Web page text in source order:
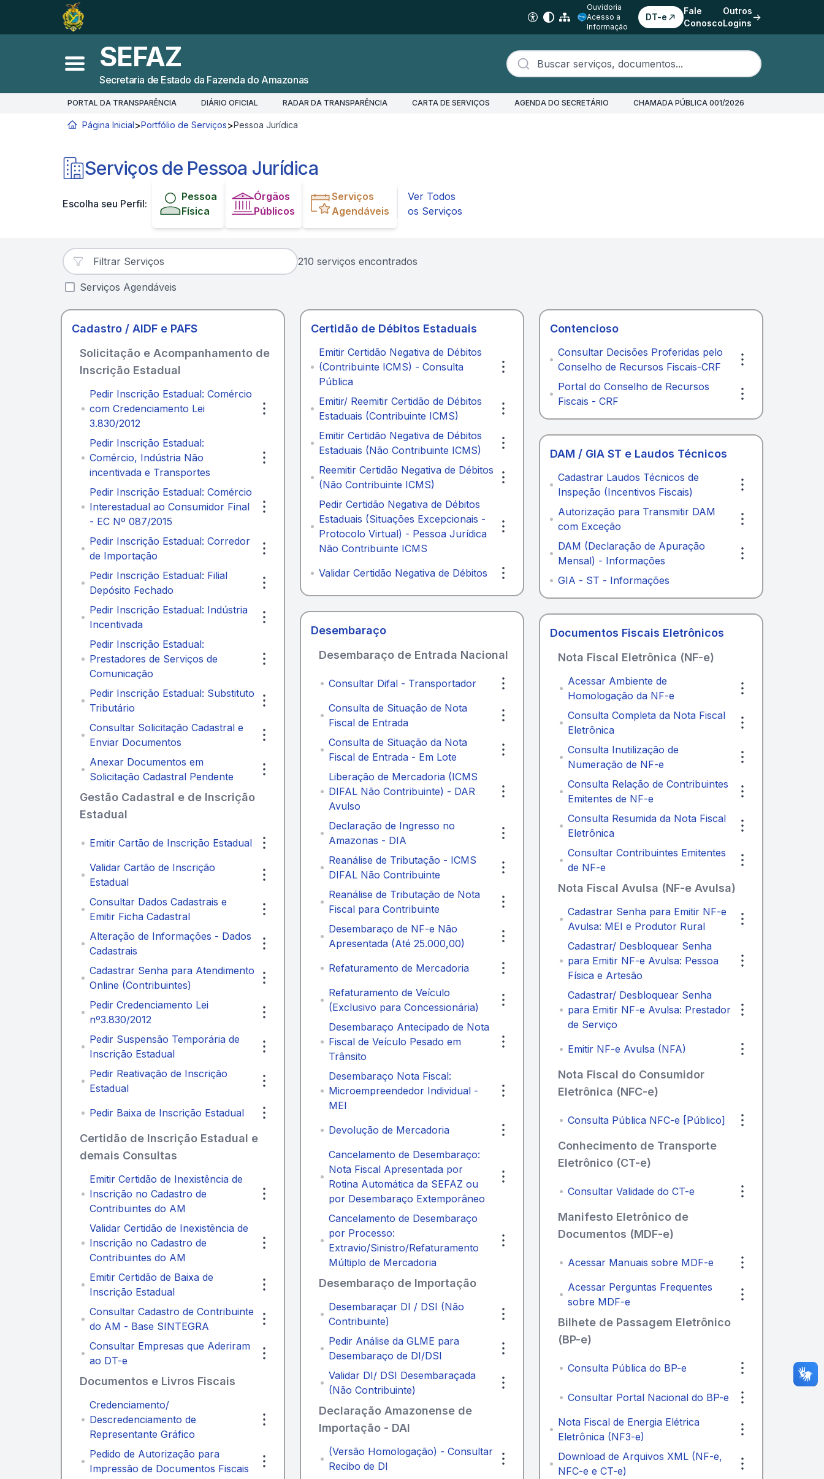
Ir para a
Busca 2
Ouvidoria
Acesso a
Informação
DT-e
Fale
Conosco
Outros
Logins
Abrir menu principal
SEFAZ
Secretaria de Estado da Fazenda do Amazonas
Buscar serviços, documentos...
PORTAL DA TRANSPARÊNCIA DIÁRIO OFICIAL RADAR DA TRANSPARÊNCIA CARTA DE SERVIÇOS AGENDA DO SECRETÁRIO CHAMADA PÚBLICA 001/2026
Você está aqui:
Página Inicial>Portfólio de Serviços>Pessoa Jurídica
Serviços de Pessoa Jurídica
Escolha seu Perfil:
Pessoa
Física
Órgãos
Públicos
Serviços
Agendáveis
Ver Todos
os Serviços
Filtrar Serviços
210 serviços encontrados
Serviços Agendáveis
Cadastro / AIDF e PAFS
Solicitação e Acompanhamento de
Inscrição Estadual
Pedir Inscrição Estadual: Comércio
com Credenciamento Lei
3.830/2012
Pedir Inscrição Estadual:
Comércio, Indústria Não
incentivada e Transportes
Pedir Inscrição Estadual: Comércio
Interestadual ao Consumidor Final
- EC Nº 087/2015
Pedir Inscrição Estadual: Corredor
de Importação
Pedir Inscrição Estadual: Filial
Depósito Fechado
Pedir Inscrição Estadual: Indústria
Incentivada
Pedir Inscrição Estadual:
Prestadores de Serviços de
Comunicação
Pedir Inscrição Estadual: Substituto
Tributário
Consultar Solicitação Cadastral e
Enviar Documentos
Anexar Documentos em
Solicitação Cadastral Pendente
Gestão Cadastral e de Inscrição
Estadual
Emitir Cartão de Inscrição Estadual
Validar Cartão de Inscrição
Estadual
Consultar Dados Cadastrais e
Emitir Ficha Cadastral
Alteração de Informações - Dados
Cadastrais
Cadastrar Senha para Atendimento
Online (Contribuintes)
Pedir Credenciamento Lei
nº3.830/2012
Pedir Suspensão Temporária de
Inscrição Estadual
Pedir Reativação de Inscrição
Estadual
Pedir Baixa de Inscrição Estadual
Certidão de Inscrição Estadual e
demais Consultas
Emitir Certidão de Inexistência de
Inscrição no Cadastro de
Contribuintes do AM
Validar Certidão de Inexistência de
Inscrição no Cadastro de
Contribuintes do AM
Emitir Certidão de Baixa de
Inscrição Estadual
Consultar Cadastro de Contribuinte
do AM - Base SINTEGRA
Consultar Empresas que Aderiram
ao DT-e
Documentos e Livros Fiscais
Credenciamento/
Descredenciamento de
Representante Gráfico
Pedido de Autorização para
Impressão de Documentos Fiscais
Certidão de Débitos Estaduais
Emitir Certidão Negativa de Débitos
(Contribuinte ICMS) - Consulta
Pública
Emitir/ Reemitir Certidão de Débitos
Estaduais (Contribuinte ICMS)
Emitir Certidão Negativa de Débitos
Estaduais (Não Contribuinte ICMS)
Reemitir Certidão Negativa de Débitos
(Não Contribuinte ICMS)
Pedir Certidão Negativa de Débitos
Estaduais (Situações Excepcionais -
Protocolo Virtual) - Pessoa Jurídica
Não Contribuinte ICMS
Validar Certidão Negativa de Débitos
Contencioso
Consultar Decisões Proferidas pelo
Conselho de Recursos Fiscais-CRF
Portal do Conselho de Recursos
Fiscais - CRF
DAM / GIA ST e Laudos Técnicos
Cadastrar Laudos Técnicos de
Inspeção (Incentivos Fiscais)
Autorização para Transmitir DAM
com Exceção
DAM (Declaração de Apuração
Mensal) - Informações
GIA - ST - Informações
Desembaraço
Desembaraço de Entrada Nacional
Consultar Difal - Transportador
Consulta de Situação de Nota
Fiscal de Entrada
Consulta de Situação da Nota
Fiscal de Entrada - Em Lote
Liberação de Mercadoria (ICMS
DIFAL Não Contribuinte) - DAR
Avulso
Declaração de Ingresso no
Amazonas - DIA
Reanálise de Tributação - ICMS
DIFAL Não Contribuinte
Reanálise de Tributação de Nota
Fiscal para Contribuinte
Desembaraço de NF-e Não
Apresentada (Até 25.000,00)
Refaturamento de Mercadoria
Refaturamento de Veículo
(Exclusivo para Concessionária)
Desembaraço Antecipado de Nota
Fiscal de Veículo Pesado em
Trânsito
Desembaraço Nota Fiscal:
Microempreendedor Individual -
MEI
Devolução de Mercadoria
Cancelamento de Desembaraço:
Nota Fiscal Apresentada por
Rotina Automática da SEFAZ ou
por Desembaraço Extemporâneo
Cancelamento de Desembaraço
por Processo:
Extravio/Sinistro/Refaturamento
Múltiplo de Mercadoria
Desembaraço de Importação
Desembaraçar DI / DSI (Não
Contribuinte)
Pedir Análise da GLME para
Desembaraço de DI/DSI
Validar DI/ DSI Desembaraçada
(Não Contribuinte)
Declaração Amazonense de
Importação - DAI
(Versão Homologação) - Consultar
Recibo de DI
Documentos Fiscais Eletrônicos
Nota Fiscal Eletrônica (NF-e)
Acessar Ambiente de
Homologação da NF-e
Consulta Completa da Nota Fiscal
Eletrônica
Consulta Inutilização de
Numeração de NF-e
Consulta Relação de Contribuintes
Emitentes de NF-e
Consulta Resumida da Nota Fiscal
Eletrônica
Consultar Contribuintes Emitentes
de NF-e
Nota Fiscal Avulsa (NF-e Avulsa)
Cadastrar Senha para Emitir NF-e
Avulsa: MEI e Produtor Rural
Cadastrar/ Desbloquear Senha
para Emitir NF-e Avulsa: Pessoa
Física e Artesão
Cadastrar/ Desbloquear Senha
para Emitir NF-e Avulsa: Prestador
de Serviço
Emitir NF-e Avulsa (NFA)
Nota Fiscal do Consumidor
Eletrônica (NFC-e)
Consulta Pública NFC-e [Público]
Conhecimento de Transporte
Eletrônico (CT-e)
Consultar Validade do CT-e
Manifesto Eletrônico de
Documentos (MDF-e)
Acessar Manuais sobre MDF-e
Acessar Perguntas Frequentes
sobre MDF-e
Bilhete de Passagem Eletrônico
(BP-e)
Consulta Pública do BP-e
Consultar Portal Nacional do BP-e
Nota Fiscal de Energia Elétrica
Eletrônica (NF3-e)
Download de Arquivos XML (NF-e,
NFC-e e CT-e)